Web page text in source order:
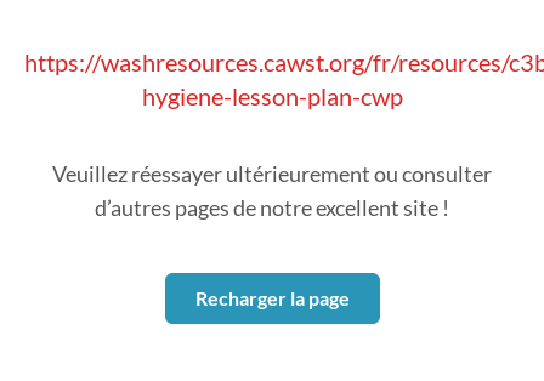
https://washresources.cawst.org/fr/resources/
hygiene-lesson-plan-cwp
Veuillez réessayer ultérieurement ou consulter
d’autres pages de notre excellent site !
Recharger la page